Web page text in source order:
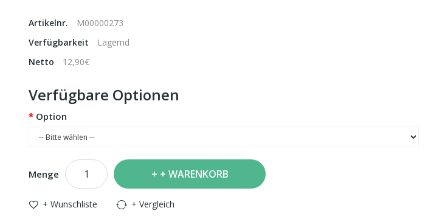
Artikelnr.
M00000273
Verfügbarkeit
Lagernd
Netto
12,90€
Verfügbare Optionen
Option
Menge + WARENKORB
+ Wunschliste + Vergleich